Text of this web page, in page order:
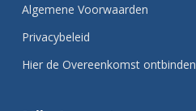
Algemene Voorwaarden
Privacybeleid
Hier de Overeenkomst ontbinden